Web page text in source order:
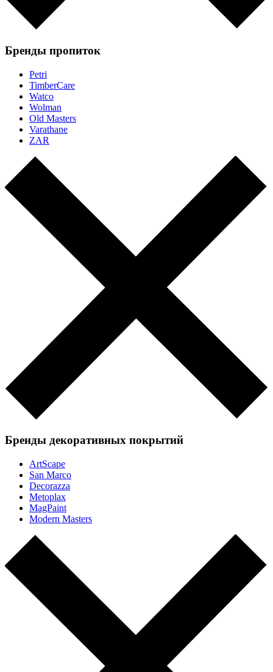
Бренды пропиток
Petri
TimberCare
Watco
Wolman
Old Masters
Varathane
ZAR
Бренды декоративных покрытий
ArtScape
San Marco
Decorazza
Metoplax
MagPaint
Modern Masters